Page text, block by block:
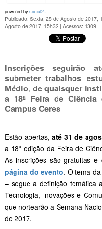
powered by social2s
Publicado: Sexta, 25 de Agosto de 2017,
Agosto de 2017, 15h32 | Acessos: 1309
Inscrições seguirão
submeter trabalhos
Médio, de quaisquer
a 18ª Feira de Ciência
Campus Ceres
Estão abertas,até 31 de
a 18ª edição da Feira de
As inscrições são gratuitas e
página do evento. O tema
– segue a definição temática
Tecnologia, Inovações e
que nortearão a Semana
de 2017.